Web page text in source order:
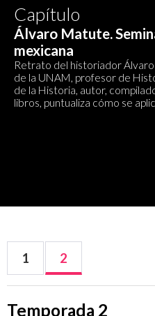
Capítulo
Álvaro Matute.
mexicana
Retrato del historiador
de la UNAM, profesor de
de la Historia, autor,
libros, puntualiza cómo se
1 2
Temporada 2